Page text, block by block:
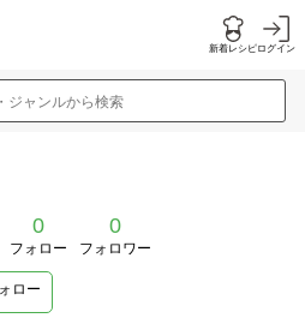
新着レシピログイン
ジャンルから検索
0
フォロー
0
フォロワー
ロー